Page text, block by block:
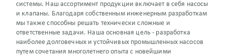
системы. Наш ассортимент продукции включает в себя насосы
и клапаны. Благодаря собственным инженерным разработкам
мы также способны решать технически сложные и
ответственные задачи. Наша основная цель - разработка
наиболее долговечных и устойчивых промышленных насосов
путем сочетания многолетнего опыта с новейшими